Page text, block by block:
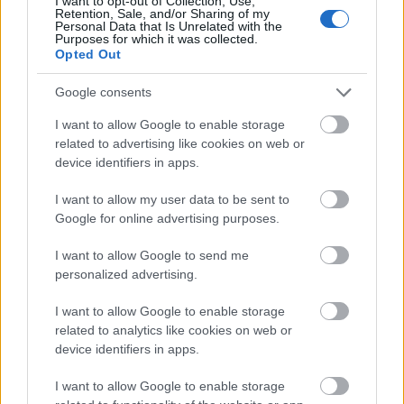
Retention, Sale, and/or Sharing of my
Personal Data that Is Unrelated with the
Purposes for which it was collected.
Opted Out
Google consents
I want to allow Google to enable storage
related to advertising like cookies on web or
device identifiers in apps.
I want to allow my user data to be sent to
Google for online advertising purposes.
I want to allow Google to send me
personalized advertising.
I want to allow Google to enable storage
related to analytics like cookies on web or
device identifiers in apps.
I want to allow Google to enable storage
హాస్యాస్పదంగా పెద్ద పరిమాణం
699,051)
జల మొక్కల పెంపకం కోసం రూపొందించిన, లోతు తక్కువగా
కళకళలాడుతున్న వాటర్‌క్రెస్ మొక్కల సమూహాన్ని ఒక అధిక-
స్పష్టమైన ప్రకృతి దృశ్య ఛాయాచిత్రం చూపిస్తుంది.
ప్రకాశవంతమైన సహజ సూర్యకాంతి ఈ దృశ్యాన్ని
ప్రకాశవంతం చేస్తుంది, ఇది వాటర్‌క్రెస్ ఆకుల నిండు ఆకుపచ్చ
రంగును మరియు తాజా, ఆరోగ్యకరమైన రూపాన్ని ప్రస్ఫుటం
చేస్తుంది. రాళ్లతో కప్పబడిన ఇరుకైన కాలువకు ఇరువైపులా ఈ
మొక్కలు దట్టంగా పెరుగుతాయి, వాటి గుండ్రని ఆకులు దూరం